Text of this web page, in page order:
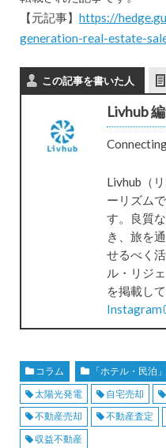
【元記事】 https://
generation-real-estate-
この記事を書いた人
Livhub
Livhub（
ーリズム
す。良質
き、旅を
せるべく
ル・リジ
を掲載して
Instagram
コラム
「ホテル・民泊
太陽光発電
自宅売却
不動産売却
不動産査定
収益不動産